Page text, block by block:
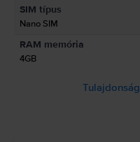
Információk a termékre
Jelenleg a termékbiztonsági
SIM típus
Nano SIM
RAM memória
4GB